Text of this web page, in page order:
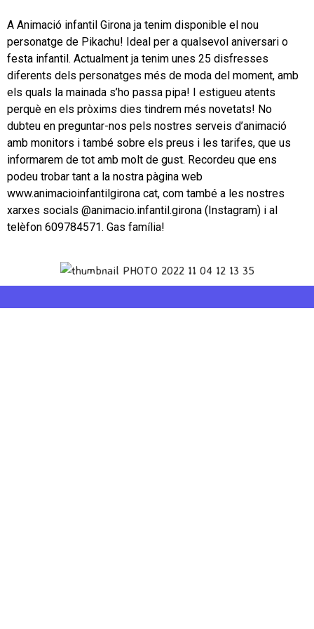
A Animació infantil Girona ja tenim disponible el nou
personatge de Pikachu! Ideal per a qualsevol aniversari o
festa infantil. Actualment ja tenim unes 25 disfresses
diferents dels personatges més de moda del moment, amb
els quals la mainada s’ho passa pipa! I estigueu atents
perquè en els pròxims dies tindrem més novetats! No
dubteu en preguntar-nos pels nostres serveis d’animació
amb monitors i també sobre els preus i les tarifes, que us
informarem de tot amb molt de gust. Recordeu que ens
podeu trobar tant a la nostra pàgina web
www.animacioinfantilgirona cat, com també a les nostres
xarxes socials @animacio.infantil.girona (Instagram) i al
telèfon 609784571. Gas família!